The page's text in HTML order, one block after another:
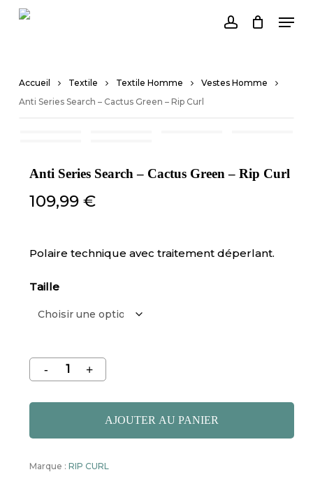
Skip
account
Accueil Textile Textile Homme
Vestes Homme
Anti Series Search – Cactus Green – Rip Curl
Anti Series Search – Cactus Green – Rip Curl
109,99 €
Polaire technique avec traitement déperlant.
Taille
AJOUTER AU PANIER
Marque : RIP CURL